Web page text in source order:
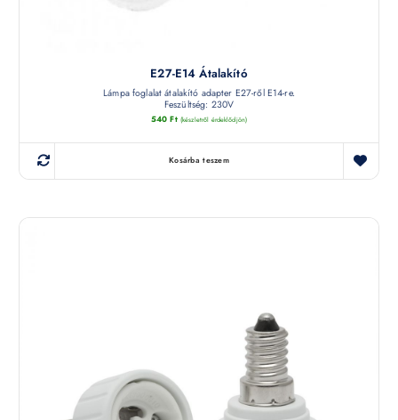
E27-E14 Átalakító
Lámpa foglalat átalakító adapter E27-ről E14-re.
Feszültség: 230V
540Ft (készletről érdeklődjön)
Kosárba teszem